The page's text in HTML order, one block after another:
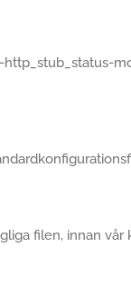
http_stub_status-
filen, innan vår